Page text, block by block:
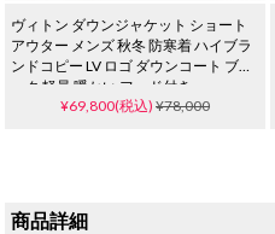
ヴィトン ダウンジャケット ショート
アウター メンズ 秋冬 防寒着 ハイブラ
ンドコピー LV ロゴ ダウンコート ブラ
ック 軽量 暖かい フード付き
¥69,800(税込)¥78,000
商品詳細